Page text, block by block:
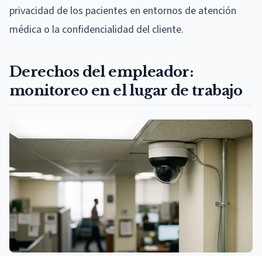
privacidad de los pacientes en entornos de atención
médica o la confidencialidad del cliente.
Derechos del empleador:
monitoreo en el lugar de trabajo